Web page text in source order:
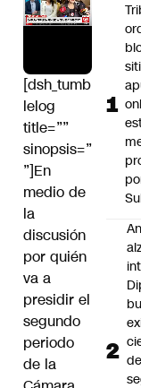
[dsh_tumb
lelog
title=””
sinopsis=”
”]En
medio de
la
discusión
por quién
va a
presidir el
segundo
periodo
de la
de